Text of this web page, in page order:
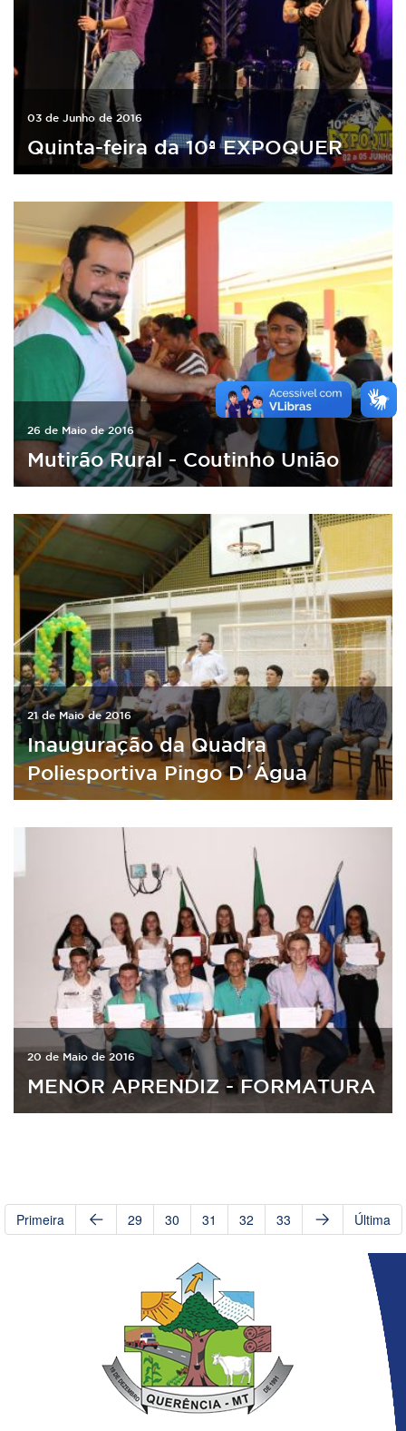
03 de Junho de 2016
Quinta-feira da 10ª EXPOQUER
26 de Maio de 2016
Mutirão Rural - Coutinho União
21 de Maio de 2016
Inauguração da Quadra
Poliesportiva Pingo D´Água
20 de Maio de 2016
MENOR APRENDIZ - FORMATURA
Primeira 29 30 31 32 33 Última